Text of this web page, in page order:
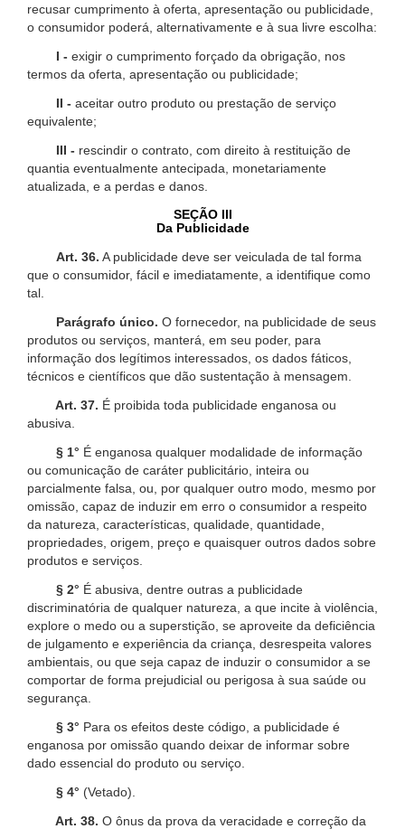
recusar cumprimento à oferta, apresentação ou publicidade,
o consumidor poderá, alternativamente e à sua livre escolha:
I - exigir o cumprimento forçado da obrigação, nos
termos da oferta, apresentação ou publicidade;
II - aceitar outro produto ou prestação de serviço
equivalente;
III - rescindir o contrato, com direito à restituição de
quantia eventualmente antecipada, monetariamente
atualizada, e a perdas e danos.
SEÇÃO III
Da Publicidade
Art. 36. A publicidade deve ser veiculada de tal forma
que o consumidor, fácil e imediatamente, a identifique como
tal.
Parágrafo único. O fornecedor, na publicidade de seus
produtos ou serviços, manterá, em seu poder, para
informação dos legítimos interessados, os dados fáticos,
técnicos e científicos que dão sustentação à mensagem.
Art. 37. É proibida toda publicidade enganosa ou
abusiva.
§ 1° É enganosa qualquer modalidade de informação
ou comunicação de caráter publicitário, inteira ou
parcialmente falsa, ou, por qualquer outro modo, mesmo por
omissão, capaz de induzir em erro o consumidor a respeito
da natureza, características, qualidade, quantidade,
propriedades, origem, preço e quaisquer outros dados sobre
produtos e serviços.
§ 2° É abusiva, dentre outras a publicidade
discriminatória de qualquer natureza, a que incite à violência,
explore o medo ou a superstição, se aproveite da deficiência
de julgamento e experiência da criança, desrespeita valores
ambientais, ou que seja capaz de induzir o consumidor a se
comportar de forma prejudicial ou perigosa à sua saúde ou
segurança.
§ 3° Para os efeitos deste código, a publicidade é
enganosa por omissão quando deixar de informar sobre
dado essencial do produto ou serviço.
§ 4° (Vetado).
Art. 38. O ônus da prova da veracidade e correção da